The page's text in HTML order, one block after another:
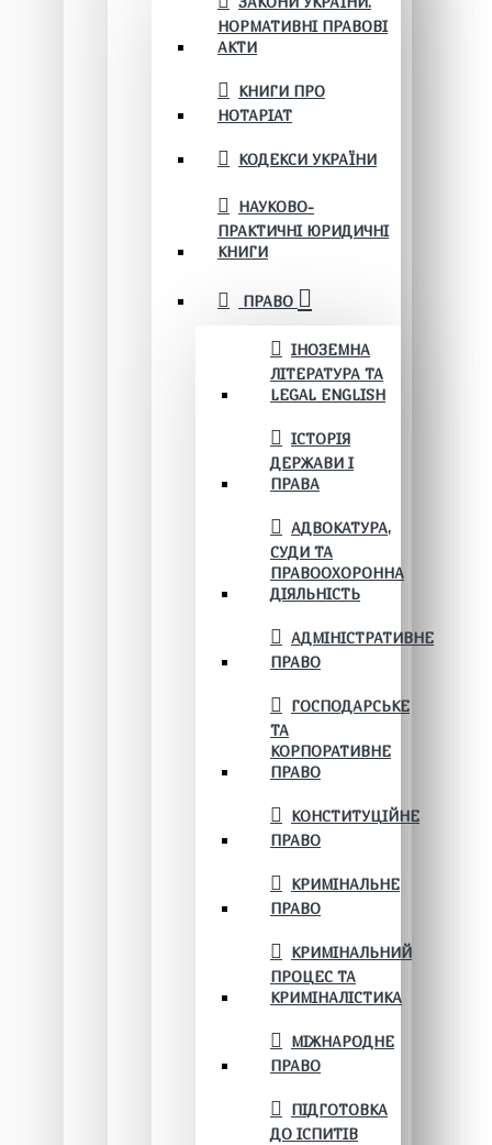
НОРМАТИВНІ ПРАВОВІ
АКТИ
КНИГИ ПРО
НОТАРІАТ
КОДЕКСИ УКРАЇНИ
НАУКОВО-
ПРАКТИЧНІ ЮРИДИЧНІ
КНИГИ
ПРАВО
ІНОЗЕМНА
ЛІТЕРАТУРА ТА
LEGAL ENGLISH
ІСТОРІЯ
ДЕРЖАВИ І
ПРАВА
АДВОКАТУРА,
СУДИ ТА
ПРАВООХОРОННА
ДІЯЛЬНІСТЬ
АДМІНІСТРАТИВНЕ
ПРАВО
ГОСПОДАРСЬКЕ
ТА
КОРПОРАТИВНЕ
ПРАВО
КОНСТИТУЦІЙНЕ
ПРАВО
КРИМІНАЛЬНЕ
ПРАВО
КРИМІНАЛЬНИЙ
ПРОЦЕС ТА
КРИМІНАЛІСТИКА
МІЖНАРОДНЕ
ПРАВО
ПІДГОТОВКА
ДО ІСПИТІВ